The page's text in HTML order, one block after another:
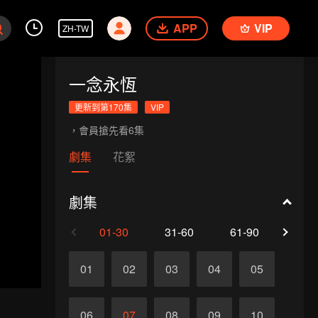
ZH-TW APP VIP
一念永恆
更新到第170集 VIP
，會員搶先看6集
劇集 花絮
劇集
01-30 31-60 61-90
01 02 03 04 05